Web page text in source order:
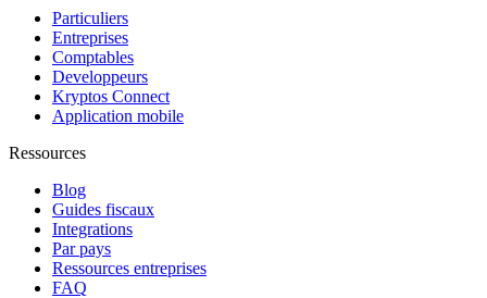
Particuliers
Entreprises
Comptables
Developpeurs
Kryptos Connect
Application mobile
Ressources
Blog
Guides fiscaux
Integrations
Par pays
Ressources entreprises
FAQ